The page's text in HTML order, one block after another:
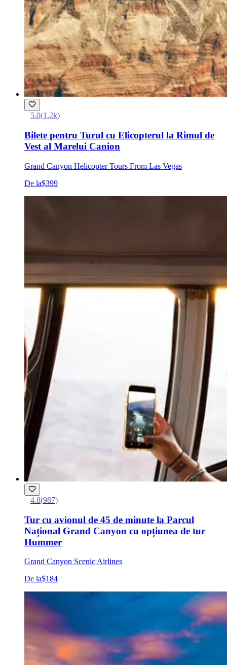
5.0(1.2k)
Bilete pentru Turul cu Elicopterul la Rimul de
Vest al Marelui Canion
Grand Canyon Helicopter Tours From Las Vegas
De la$399
4.8(987)
Tur cu avionul de 45 de minute la Parcul
Național Grand Canyon cu opțiunea de tur
Hummer
Grand Canyon Scenic Airlines
De la$184